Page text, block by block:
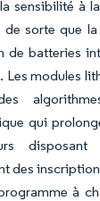
sensibilité à
sorte que
de batteries
Les modules
qui
des
à